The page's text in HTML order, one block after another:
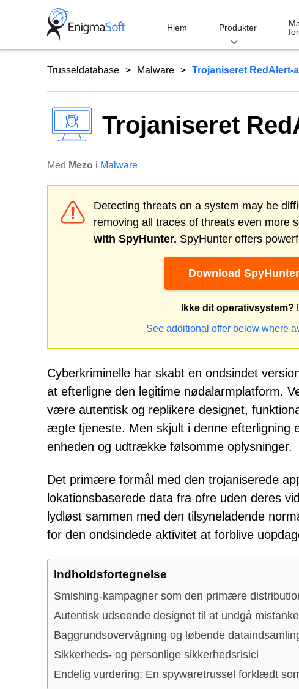
Hjem Produkter
Trusseldatabase Malware Trojaniseret RedAlert-
Trojaniseret
Med Mezo i Malware
Detecting threats on a system may be
removing all traces of threats even more
with SpyHunter. SpyHunter offers
Download
Ikke dit operativsystem?
See additional offer below where
Cyberkriminelle har skabt en ondsindet
at efterligne den legitime nødalarmplatform.
være autentisk og replikere designet,
ægte tjeneste. Men skjult i denne efterligning
enheden og udtrække følsomme oplysninger.
Det primære formål med den trojaniserede
lokationsbaserede data fra ofre uden deres
lydløst sammen med den tilsyneladende
for den ondsindede aktivitet at forblive
Indholdsfortegnelse
Smishing-kampagner som den primære
Autentisk udseende designet til at undgå mistanke
Baggrundsovervågning og løbende
Sikkerheds- og personlige sikkerhedsrisici
Endelig vurdering: En spywaretrussel forklædt